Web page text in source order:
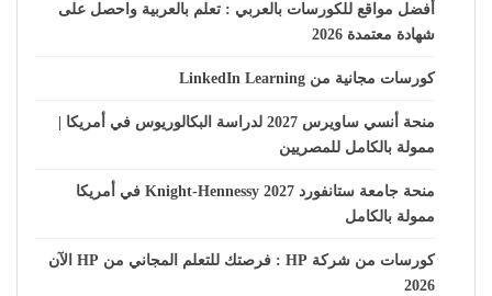
أفضل مواقع للكورسات بالعربي : تعلم بالعربية واحصل على
شهادة معتمدة 2026
كورسات مجانية من LinkedIn Learning
منحة أنسي ساويرس 2027 لدراسة البكالوريوس في أمريكا |
ممولة بالكامل للمصريين
منحة جامعة ستانفورد Knight-Hennessy 2027 في أمريكا
ممولة بالكامل
كورسات من شركة HP : فرصتك للتعلم المجاني من HP الآن
2026